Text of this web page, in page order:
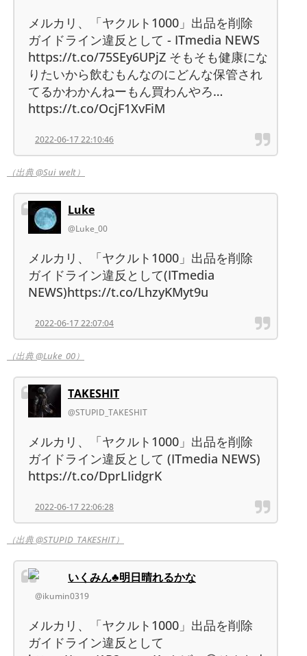
メルカリ、「ヤクルト1000」出品を削除
ガイドライン違反として - ITmedia NEWS
https://t.co/75SEy6UPjZ そもそも健康にな
りたいから飲むもんなのにどんな保管され
てるかわかんねーもん買わんやろ…
https://t.co/OcjF1XvFiM
2022-06-17 22:10:46
（出典 @Sui_welt）
Luke
@Luke_00
メルカリ、「ヤクルト1000」出品を削除
ガイドライン違反として(ITmedia
NEWS)https://t.co/LhzyKMyt9u
2022-06-17 22:07:04
（出典 @Luke_00）
TAKESHIT
@STUPID_TAKESHIT
メルカリ、「ヤクルト1000」出品を削除
ガイドライン違反として (ITmedia NEWS)
https://t.co/DprLIidgrK
2022-06-17 22:06:28
（出典 @STUPID_TAKESHIT）
いくみん♣︎明日晴れるかな
@ikumin0319
メルカリ、「ヤクルト1000」出品を削除
ガイドライン違反として